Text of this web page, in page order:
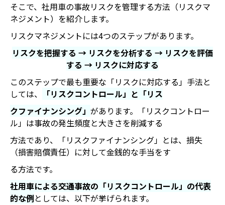
そこで、社用車の事故リスクを管理する方法（リスクマ
ネジメント）を紹介します。
リスクマネジメントには4つのステップがあります。
リスクを把握する → リスクを分析する → リスクを評価
する → リスクに対応する
このステップで最も重要な「リスクに対応する」手法と
しては、
「リスクコントロール」と「リス
クファイナンシング」 があります。「リスクコントロー
ル」は事故の発生頻度と大きさを削減する
方法であり、「リスクファイナンシング」とは、損失
（損害賠償責任）に対して金銭的な手当をす
る方法です。
社用車による交通事故の「リスクコントロール」の代表
的な例としては、以下が挙げられます。